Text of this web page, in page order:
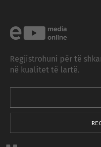
Regjistrohuni për të
në kualitet të lartë.